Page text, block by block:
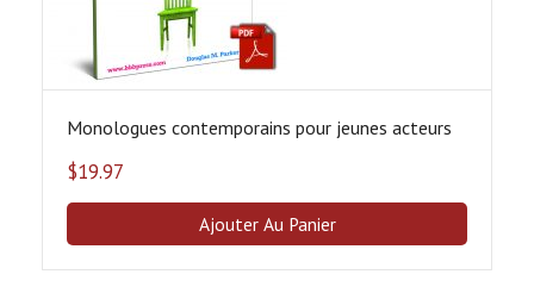
Monologues contemporains pour jeunes acteurs
$19.97
Ajouter Au Panier